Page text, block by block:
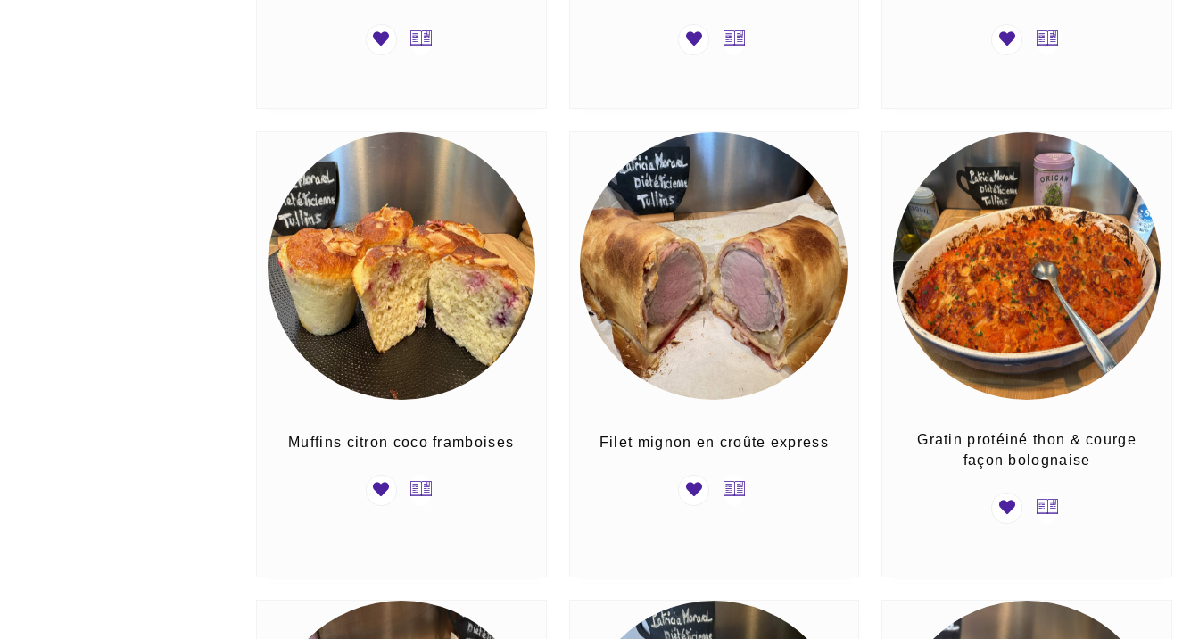
Muffins citron coco framboises Filet mignon en croûte express
Gratin protéiné thon & courge
façon bolognaise